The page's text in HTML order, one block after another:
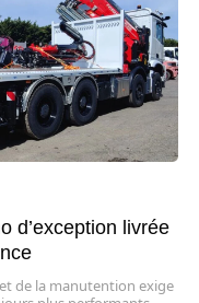
d’exception livrée
de la manutention exige